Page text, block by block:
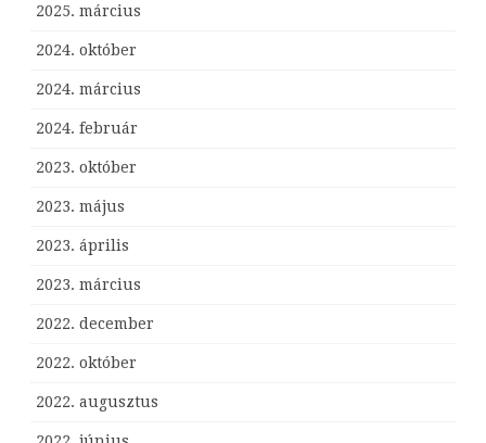
2025. március
2024. október
2024. március
2024. február
2023. október
2023. május
2023. április
2023. március
2022. december
2022. október
2022. augusztus